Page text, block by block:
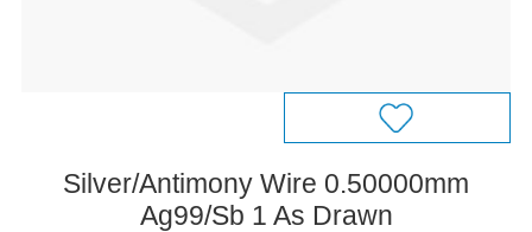
Silver/Antimony Wire 0.50000mm
Ag99/Sb 1 As Drawn